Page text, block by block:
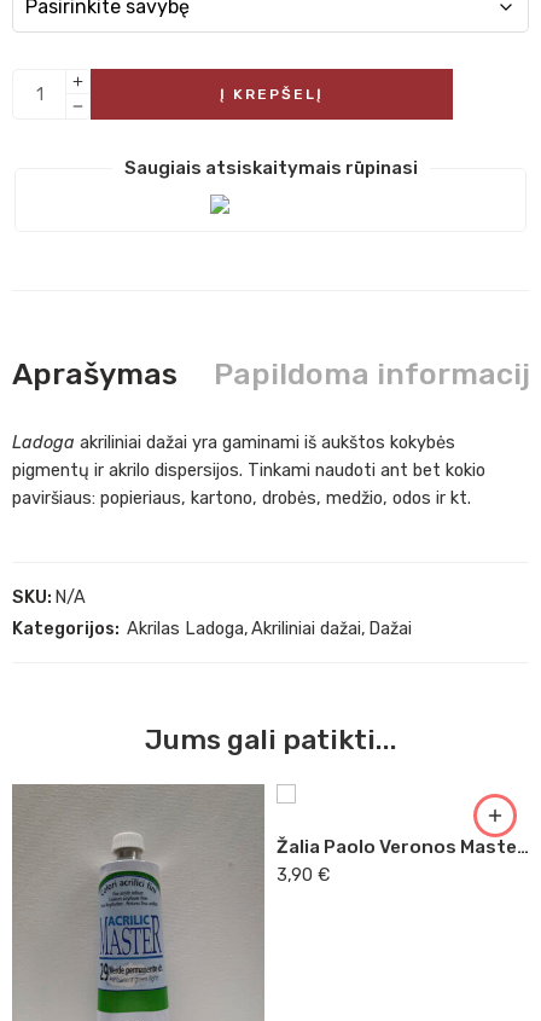
Į KREPŠELĮ
Saugiais atsiskaitymais rūpinasi
Aprašymas Papildoma
Ladoga akriliniai dažai yra gaminami iš aukštos kokybės
pigmentų ir akrilo dispersijos. Tinkami naudoti ant bet kokio
paviršiaus: popieriaus, kartono, drobės, medžio, odos ir kt.
SKU: N/A
Kategorijos: Akrilas Ladoga,Akriliniai dažai, Dažai
Jums gali patikti...
Žalia Paolo Veronos Master Acrilic, 60ml (33)
3,90 €